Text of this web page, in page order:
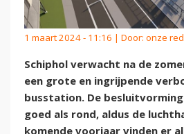
1 maart 2024 - 11:16 | Door: onze
Schiphol verwacht na de
een grote en ingrijpende
busstation. De
goed als rond, aldus de
komende voorjaar vinden er